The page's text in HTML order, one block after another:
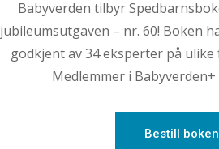
Babyverden tilbyr
jubileumsutgaven – nr. 60! Boken
godkjent av 34 eksperter på
Medlemmer i
Bestill